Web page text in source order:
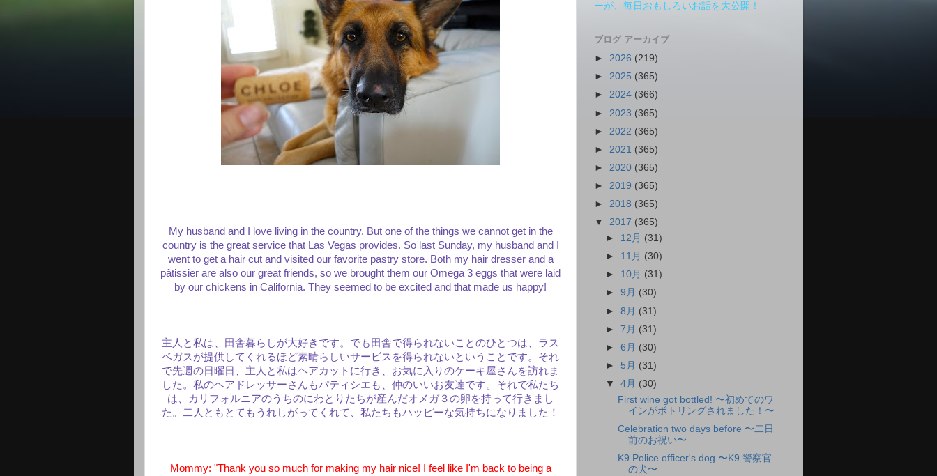
My husband and I love living in the country. But one of the things we cannot get in the
country is the great service that Las Vegas provides. So last Sunday, my husband and I
went to get a hair cut and visited our favorite pastry store. Both my hair dresser and a
pâtissier are also our great friends, so we brought them our Omega 3 eggs that were laid
by our chickens in California. They seemed to be excited and that made us happy!
主人と私は、田舎暮らしが大好きです。でも田舎で得られないことのひとつは、ラス
ベガスが提供してくれるほど素晴らしいサービスを得られないということです。それ
で先週の日曜日、主人と私はヘアカットに行き、お気に入りのケーキ屋さんを訪れま
した。私のヘアドレッサーさんもパティシエも、仲のいいお友達です。それで私たち
は、カリフォルニアのうちのにわとりたちが産んだオメガ３の卵を持って行きまし
た。二人ともとてもうれしがってくれて、私たちもハッピーな気持ちになりました！
Mommy: "Thank you so much for making my hair nice! I feel like I'm back to being a
ーが、毎日おもしろいお話を大公開！
ブログ アーカイブ
► 2026 (219)
► 2025 (365)
► 2024 (366)
► 2023 (365)
► 2022 (365)
► 2021 (365)
► 2020 (365)
► 2019 (365)
► 2018 (365)
▼ 2017 (365)
► 12月 (31)
► 11月 (30)
► 10月 (31)
►9月 (30)
►8月 (31)
►7月 (31)
►6月 (30)
► 5月 (31)
▼4月 (30)
First wine got bottled! 〜初めてのワ
インがボトリングされました！〜
Celebration two days before 〜二日
前のお祝い〜
K9 Police officer's dog 〜K9 警察官
の犬〜